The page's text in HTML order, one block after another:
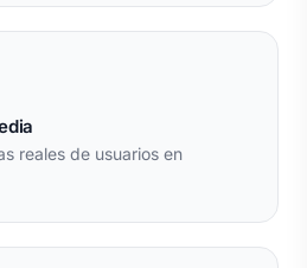
reales de usuarios en